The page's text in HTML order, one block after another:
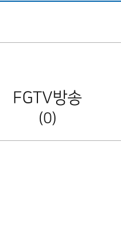
FGTV방송
(0)